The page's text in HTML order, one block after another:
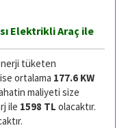
Elektrikli Araç ile
tüketen
ortalama 177.6 KW
maliyeti size
ile 1598 TL olacaktır.